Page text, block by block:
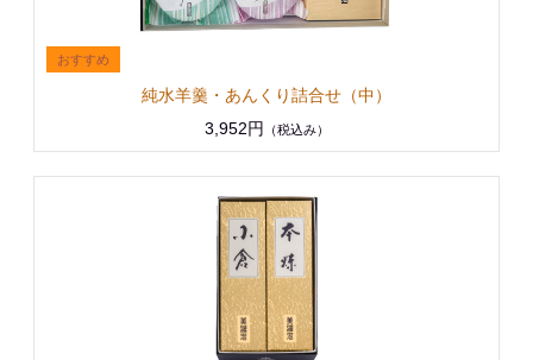
純水羊羹・あんくり詰合せ（中）
3,952円
（税込み）